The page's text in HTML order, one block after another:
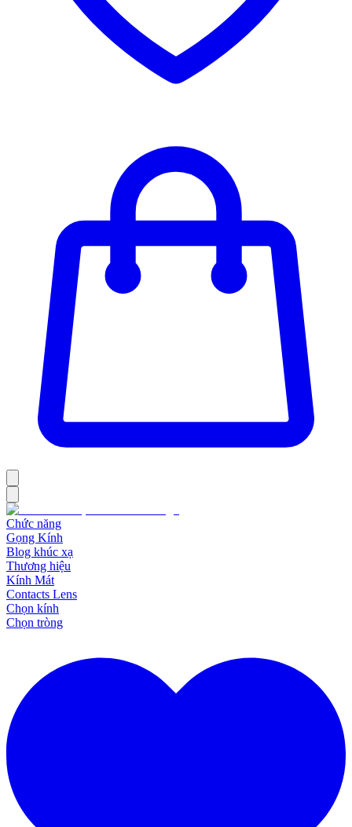
Chức năng
Gọng Kính
Blog khúc xạ
Thương hiệu
Kính Mát
Contacts Lens
Chọn kính
Chọn tròng